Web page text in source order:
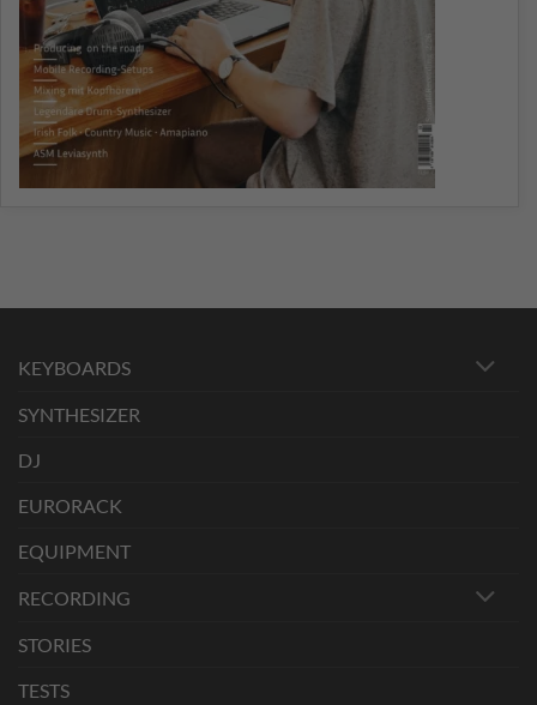
KEYBOARDS
SYNTHESIZER
DJ
EURORACK
EQUIPMENT
RECORDING
STORIES
TESTS